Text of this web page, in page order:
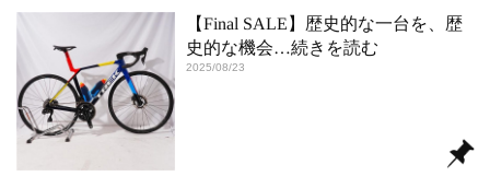
【Final SALE】歴史的な一台を、歴
史的な機会…続きを読む
2025/08/23